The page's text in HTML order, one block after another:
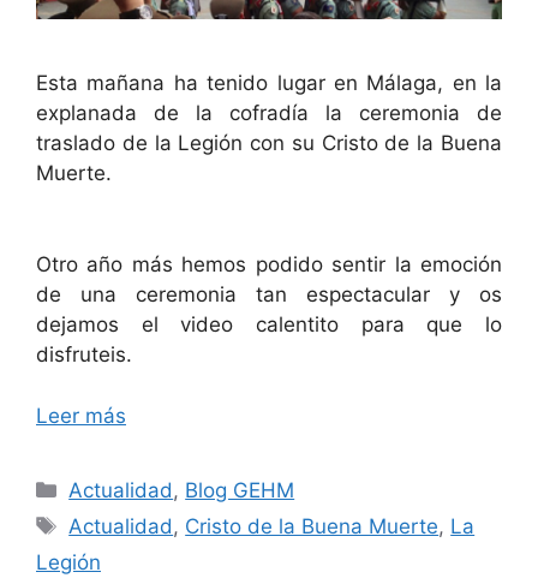
Esta mañana ha tenido lugar en Málaga, en la
explanada de la cofradía la ceremonia de
traslado de la Legión con su Cristo de la Buena
Muerte.
Otro año más hemos podido sentir la emoción
de una ceremonia tan espectacular y os
dejamos el video calentito para que lo
disfruteis.
Leer más
Categorías
Actualidad , Blog GEHM
Etiquetas
Actualidad , Cristo de la Buena Muerte, La
Legión